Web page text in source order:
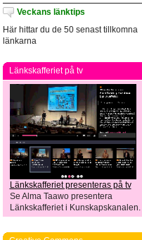
Veckans länktips
Här hittar du de 50 senast tillkomna
länkarna
Länkskafferiet på tv
Länkskafferiet presenteras på tv
Se Alma Taawo presentera
Länkskafferiet i Kunskapskanalen.